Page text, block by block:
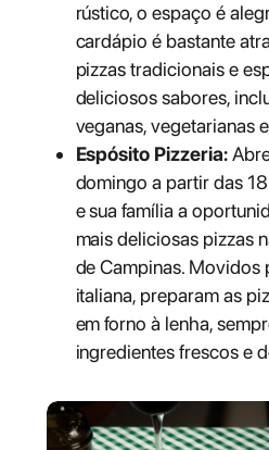
rústico, o espaço é
cardápio é bastante
pizzas tradicionais e
deliciosos sabores,
veganas, vegetarianas
Espósito Pizzeria:
domingo a partir das
e sua família a
mais deliciosas pizzas
de Campinas. Movidos
italiana, preparam as
em forno à lenha,
ingredientes frescos e